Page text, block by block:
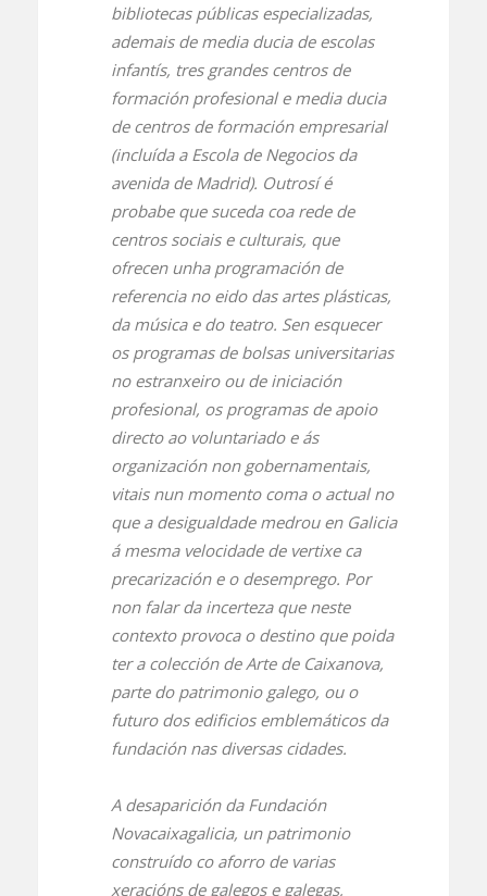
bibliotecas públicas especializadas,
ademais de media ducia de escolas
infantís, tres grandes centros de
formación profesional e media ducia
de centros de formación empresarial
(incluída a Escola de Negocios da
avenida de Madrid). Outrosí é
probabe que suceda coa rede de
centros sociais e culturais, que
ofrecen unha programación de
referencia no eido das artes plásticas,
da música e do teatro. Sen esquecer
os programas de bolsas universitarias
no estranxeiro ou de iniciación
profesional, os programas de apoio
directo ao voluntariado e ás
organización non gobernamentais,
vitais nun momento coma o actual no
que a desigualdade medrou en Galicia
á mesma velocidade de vertixe ca
precarización e o desemprego. Por
non falar da incerteza que neste
contexto provoca o destino que poida
ter a colección de Arte de Caixanova,
parte do patrimonio galego, ou o
futuro dos edificios emblemáticos da
fundación nas diversas cidades.
A desaparición da Fundación
Novacaixagalicia, un patrimonio
construído co aforro de varias
xeracións de galegos e galegas,